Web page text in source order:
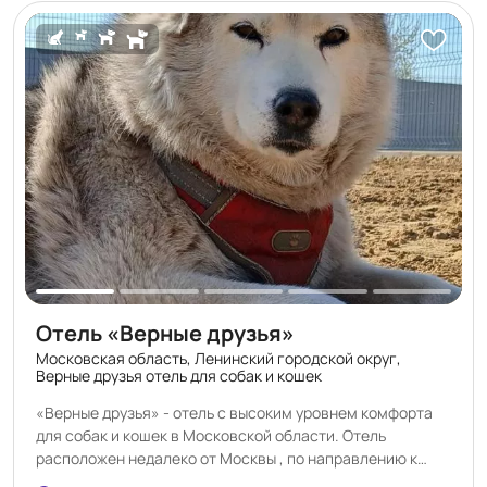
Принимаем кошек/собачек с вет паспортами,
прививками (либо свежие анализы на инфекции) ,
обработанные от глистов и паразитов. 🐱🐶🐧 Добро
пожаловать, милые няшки! 🤗
Отель «Верные друзья»
Московская область, Ленинский городской округ,
Верные друзья отель для собак и кошек
«Верные друзья» - отель с высоким уровнем комфорта
для собак и кошек в Московской области. Отель
расположен недалеко от Москвы , по направлению к
аэропорту Домодедово , 19 км от МКАД , д. Андреевское .